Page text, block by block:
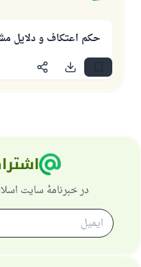
حکم اعتکاف و دلایل
در خبرنامهٔ سایت